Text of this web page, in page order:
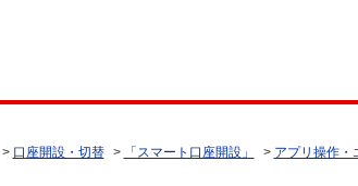
> 口座開設・切替 > 「スマート口座開設」 > アプリ操作・